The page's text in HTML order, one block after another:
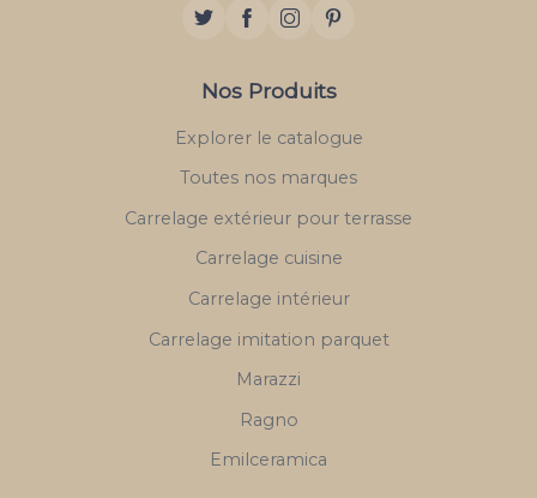
Nos Produits
Explorer le catalogue
Toutes nos marques
Carrelage extérieur pour terrasse
Carrelage cuisine
Carrelage intérieur
Carrelage imitation parquet
Marazzi
Ragno
Emilceramica